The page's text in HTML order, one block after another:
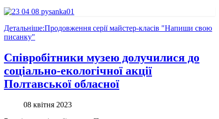
Детальніше:Продовження серії майстер-класів "Напиши свою
писанку"
Співробітники музею долучилися до
соціально-екологічної акції
Полтавської обласної
08 квітня 2023